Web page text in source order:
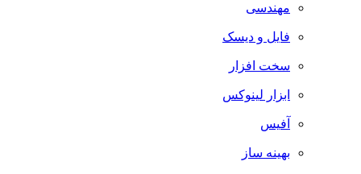
مهندسی
فایل و دیسک
سخت افزار
ابزار لینوکس
آفیس
بهینه ساز